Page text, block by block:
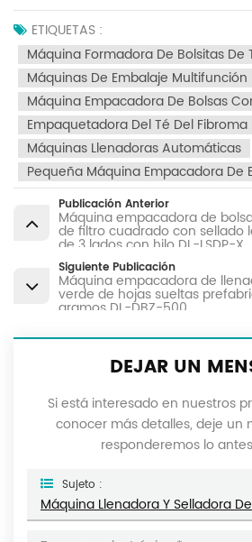
ETIQUETAS :
Máquina Formadora De Bolsitas De
Máquinas De Embalaje Multifunción
Máquina Empacadora De Bolsas
Empaquetadora Del Té Del Fibroma
Máquinas Llenadoras Automáticas
Pequeña Máquina Empacadora De
Publicación Anterior
Máquina empacadora de
de filtro cuadrado con sellado
de 3 lados con hilo DL-LSDP-X
Siguiente Publicación
Máquina empacadora de
verde de hojas sueltas
gramos DL-DBZ-500
DEJAR UN
Si está interesado en nuestros
conocer más detalles, deje un
responderemos lo
Sujeto :